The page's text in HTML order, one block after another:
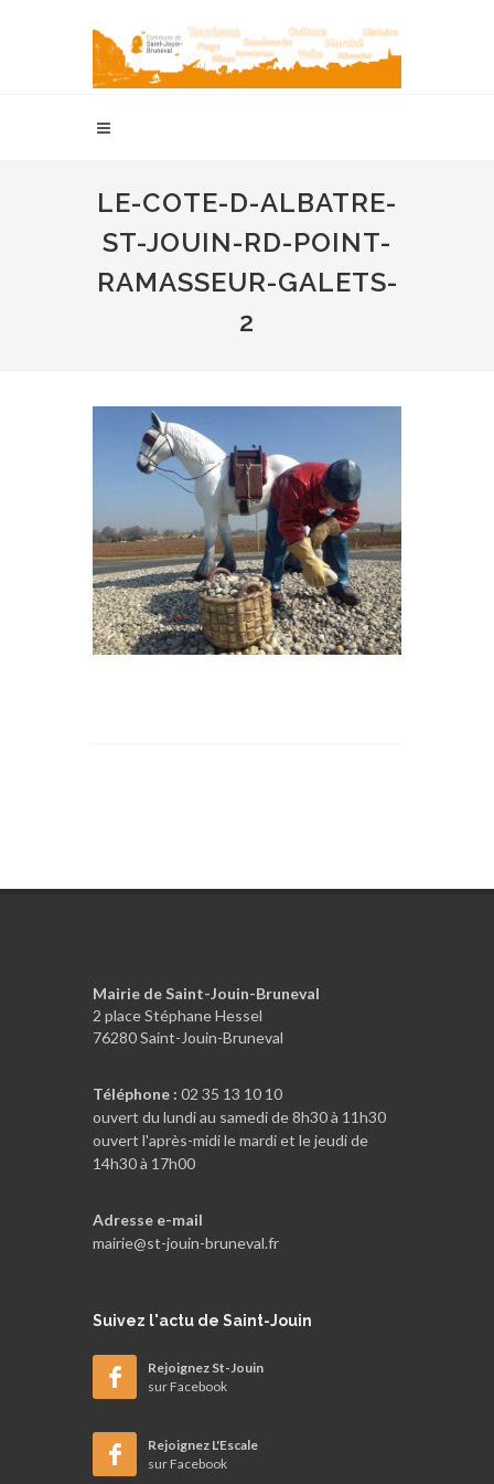
LE-COTE-D-ALBATRE-
ST-JOUIN-RD-POINT-
RAMASSEUR-GALETS-
2
Mairie de Saint-Jouin-Bruneval
2 place Stéphane Hessel
76280 Saint-Jouin-Bruneval
Téléphone : 02 35 13 10 10
ouvert du lundi au samedi de 8h30 à 11h30
ouvert l'après-midi le mardi et le jeudi de
14h30 à 17h00
Adresse e-mail
mairie@st-jouin-bruneval.fr
Suivez l'actu de Saint-Jouin
Rejoignez St-Jouin
sur Facebook
Rejoignez L'Escale
sur Facebook